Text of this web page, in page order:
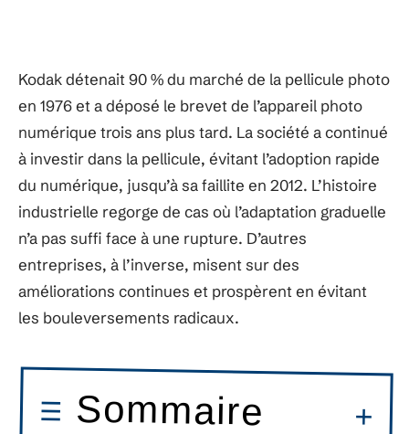
Kodak détenait 90 % du marché de la pellicule photo
en 1976 et a déposé le brevet de l’appareil photo
numérique trois ans plus tard. La société a continué
à investir dans la pellicule, évitant l’adoption rapide
du numérique, jusqu’à sa faillite en 2012. L’histoire
industrielle regorge de cas où l’adaptation graduelle
n’a pas suffi face à une rupture. D’autres
entreprises, à l’inverse, misent sur des
améliorations continues et prospèrent en évitant
les bouleversements radicaux.
Sommaire